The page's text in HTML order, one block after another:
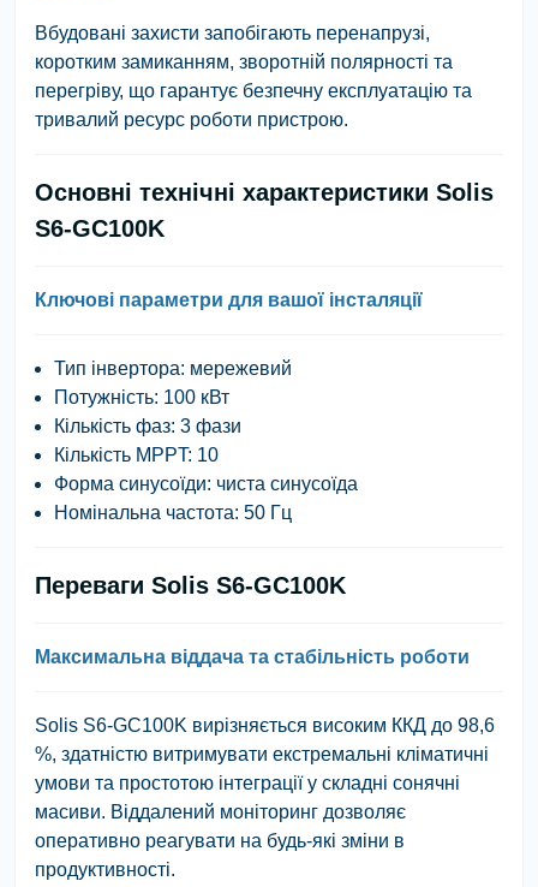
Вбудовані захисти запобігають перенапрузі,
коротким замиканням, зворотній полярності та
перегріву, що гарантує безпечну експлуатацію та
тривалий ресурс роботи пристрою.
Основні технічні характеристики Solis
S6-GC100K
Ключові параметри для вашої інсталяції
Тип інвертора: мережевий
Потужність: 100 кВт
Кількість фаз: 3 фази
Кількість MPPT: 10
Форма синусоїди: чиста синусоїда
Номінальна частота: 50 Гц
Переваги Solis S6-GC100K
Максимальна віддача та стабільність роботи
Solis S6-GC100K вирізняється високим ККД до 98,6
%, здатністю витримувати екстремальні кліматичні
умови та простотою інтеграції у складні сонячні
масиви. Віддалений моніторинг дозволяє
оперативно реагувати на будь-які зміни в
продуктивності.